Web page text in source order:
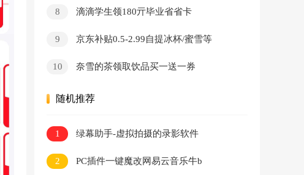
8 滴滴学生领180亓毕业省省卡
9 京东补贴0.5-2.99自提冰杯/蜜雪等
10 奈雪的茶领取饮品买一送一券
随机推荐
1 绿幕助手-虚拟拍摄的录影软件
2 PC插件一键魔改网易云音乐牛b